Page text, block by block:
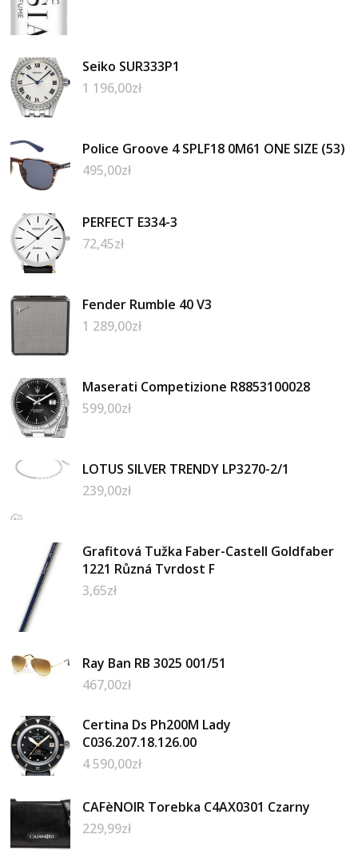
Seiko SUR333P1
1 196,00zł
Police Groove 4 SPLF18 0M61 ONE SIZE (53)
495,00zł
PERFECT E334-3
72,45zł
Fender Rumble 40 V3
1 289,00zł
Maserati Competizione R8853100028
599,00zł
LOTUS SILVER TRENDY LP3270-2/1
239,00zł
Grafitová Tužka Faber-Castell Goldfaber
1221 Různá Tvrdost F
3,65zł
Ray Ban RB 3025 001/51
467,00zł
Certina Ds Ph200M Lady
C036.207.18.126.00
4 590,00zł
CAFèNOIR Torebka C4AX0301 Czarny
229,99zł